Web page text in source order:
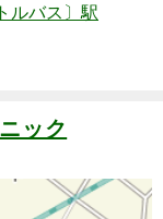
ルバス〕駅
ック